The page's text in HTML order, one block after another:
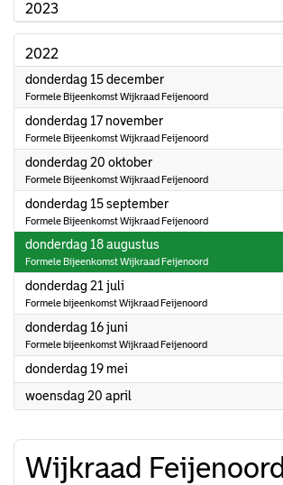
2023
2022
donderdag 15 december2022
Formele Bijeenkomst Wijkraad Feijenoord
donderdag 17 november2022
Formele Bijeenkomst Wijkraad Feijenoord
donderdag 20 oktober2022
Formele Bijeenkomst Wijkraad Feijenoord
donderdag 15 september2022
Formele Bijeenkomst Wijkraad Feijenoord
donderdag 18 augustus
Formele Bijeenkomst Wijkraad Feijenoord
donderdag 21 juli
Formele bijeenkomst Wijkraad Feijenoord
donderdag 16 juni
Formele bijeenkomst Wijkraad Feijenoord
donderdag 19 mei
woensdag 20 april
Wijkraad Feijenoord